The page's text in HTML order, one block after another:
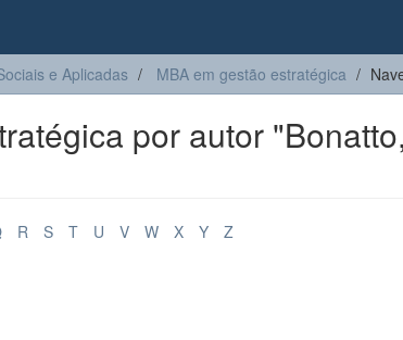
e Aplicadas MBA em gestão estratégica
por autor "Bonatto,
R S T U V W X Y Z